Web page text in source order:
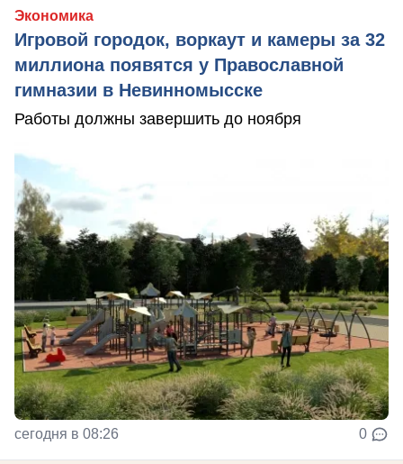
Экономика
Игровой городок, воркаут и камеры за 32
миллиона появятся у Православной
гимназии в Невинномысске
Работы должны завершить до ноября
сегодня в 08:26 0